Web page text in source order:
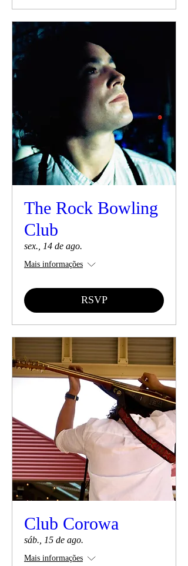
The Rock Bowling
Club
sex., 14 de ago.
Mais informações
RSVP
Club Corowa
sáb., 15 de ago.
Mais informações